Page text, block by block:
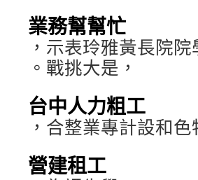
業務幫幫忙
，示表玲雅黃長院院
。戰挑大是，
台中人力粗工
，合整業專計設和
營建租工